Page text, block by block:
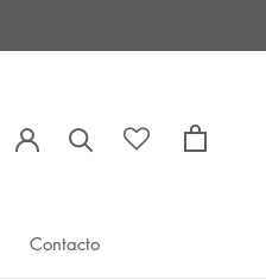
Contacto